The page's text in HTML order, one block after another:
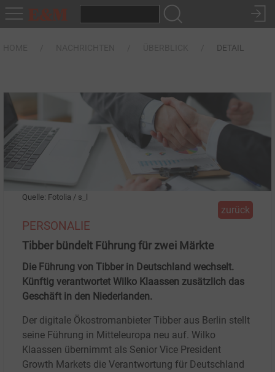
DETAIL
Quelle: Fotolia / s_l
zurück
PERSONALIE
Tibber bündelt Führung für zwei Märkte
Die Führung von Tibber in Deutschland wechselt.
Künftig verantwortet Wilko Klaassen zusätzlich das
Geschäft in den Niederlanden.
Der digitale Ökostromanbieter Tibber aus Berlin stellt
seine Führung in Mitteleuropa neu auf. Wilko
Klaassen übernimmt als Senior Vice President
Growth Markets die Verantwortung für Deutschland